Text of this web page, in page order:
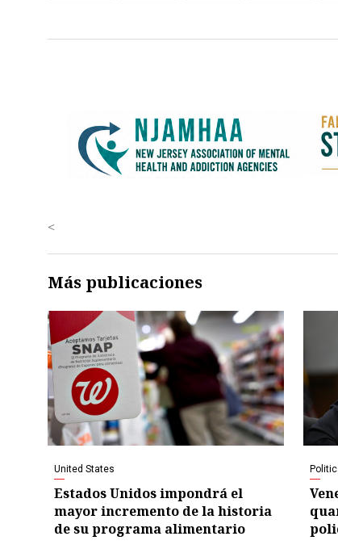
<
Más publicaciones
United States
Estados Unidos impondrá el
mayor incremento de la historia
de su programa alimentario